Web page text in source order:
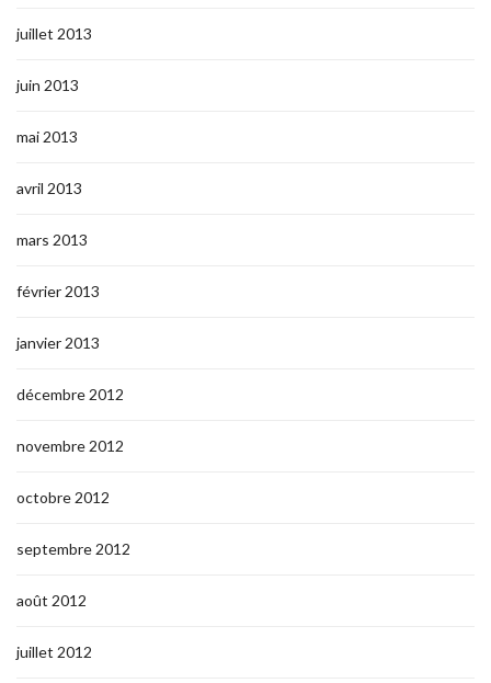
juillet 2013
juin 2013
mai 2013
avril 2013
mars 2013
février 2013
janvier 2013
décembre 2012
novembre 2012
octobre 2012
septembre 2012
août 2012
juillet 2012